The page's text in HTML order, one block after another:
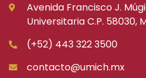
Avenida Francisco J.
Universitaria C.P. 58030,
(+52) 443 322 3500
contacto@umich.mx